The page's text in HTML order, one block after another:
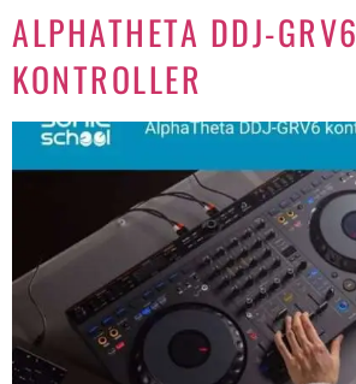
ALPHATHETA DDJ-GRV6
KONTROLLER